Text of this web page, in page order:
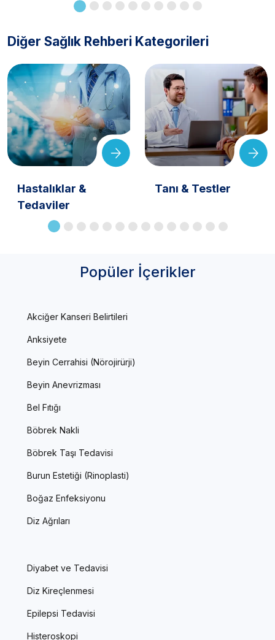
Diğer Sağlık Rehberi Kategorileri
Hastalıklar &
Tedaviler
Tanı & Testler
Popüler İçerikler
Akciğer Kanseri Belirtileri
Anksiyete
Beyin Cerrahisi (Nörojirürji)
Beyin Anevrizması
Bel Fıtığı
Böbrek Nakli
Böbrek Taşı Tedavisi
Burun Estetiği (Rinoplasti)
Boğaz Enfeksiyonu
Diz Ağrıları
Diyabet ve Tedavisi
Diz Kireçlenmesi
Epilepsi Tedavisi
Histeroskopi